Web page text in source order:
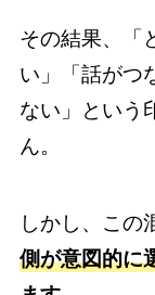
その結果、「
い」「話がつ
ない」という
ん。
しかし、この
側が意図的に